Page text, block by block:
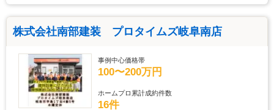
株式会社南部建装 プロタイムズ岐阜南店
事例中心価格帯
100〜200万円
ホームプロ累計成約件数
16件